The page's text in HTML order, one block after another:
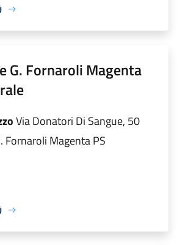
G. Fornaroli Magenta
Via Donatori Di Sangue, 50
Fornaroli Magenta PS